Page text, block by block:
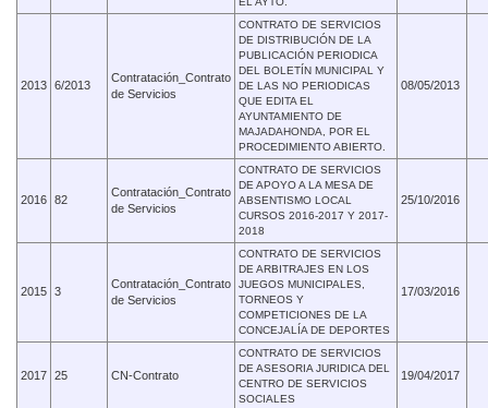
2013 6/2013
Contratación_Contrato
de Servicios
CONTRATO DE SERVICIOS
DE DISTRIBUCIÓN DE LA
PUBLICACIÓN PERIODICA
DEL BOLETÍN MUNICIPAL Y
DE LAS NO PERIODICAS
QUE EDITA EL
AYUNTAMIENTO DE
MAJADAHONDA, POR EL
PROCEDIMIENTO ABIERTO.
08/05/2013
2016 82
Contratación_Contrato
de Servicios
CONTRATO DE SERVICIOS
DE APOYO A LA MESA DE
ABSENTISMO LOCAL
CURSOS 2016-2017 Y 2017-
2018
25/10/2016
2015 3
Contratación_Contrato
de Servicios
CONTRATO DE SERVICIOS
DE ARBITRAJES EN LOS
JUEGOS MUNICIPALES,
TORNEOS Y
COMPETICIONES DE LA
CONCEJALÍA DE DEPORTES
17/03/2016
2017 25 CN-Contrato
CONTRATO DE SERVICIOS
DE ASESORIA JURIDICA DEL
CENTRO DE SERVICIOS
SOCIALES
19/04/2017